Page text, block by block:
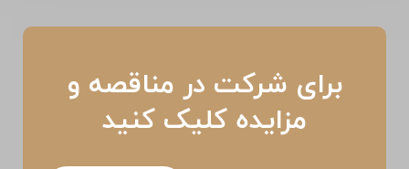
برای شرکت در مناقصه و
مزایده کلیک کنید